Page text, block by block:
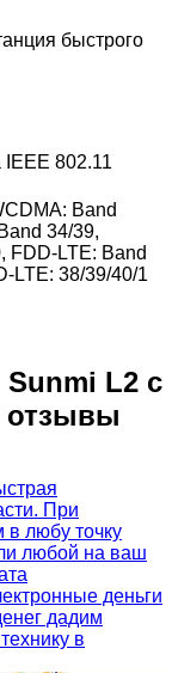
быстрого
802.11
Band
34/39,
FDD-LTE: Band
LTE: 38/39/40/1
L2 с
отзывы
При
любу точку
любой на ваш
деньги
дадим
в